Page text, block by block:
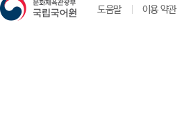
도움말 이용 약관